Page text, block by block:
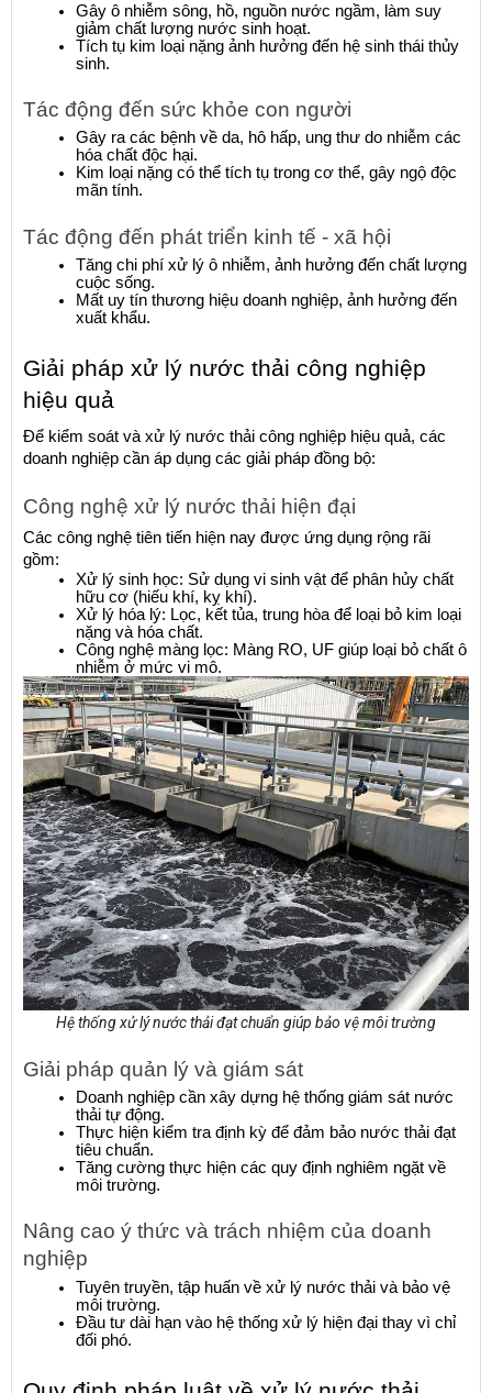
Gây ô nhiễm sông, hồ, nguồn nước ngầm, làm suy
giảm chất lượng nước sinh hoạt.
Tích tụ kim loại nặng ảnh hưởng đến hệ sinh thái thủy
sinh.
Tác động đến sức khỏe con người
Gây ra các bệnh về da, hô hấp, ung thư do nhiễm các
hóa chất độc hại.
Kim loại nặng có thể tích tụ trong cơ thể, gây ngộ độc
mãn tính.
Tác động đến phát triển kinh tế - xã hội
Tăng chi phí xử lý ô nhiễm, ảnh hưởng đến chất lượng
cuộc sống.
Mất uy tín thương hiệu doanh nghiệp, ảnh hưởng đến
xuất khẩu.
Giải pháp xử lý nước thải công nghiệp
hiệu quả
Để kiểm soát và xử lý nước thải công nghiệp hiệu quả, các
doanh nghiệp cần áp dụng các giải pháp đồng bộ:
Công nghệ xử lý nước thải hiện đại
Các công nghệ tiên tiến hiện nay được ứng dụng rộng rãi
gồm:
Xử lý sinh học: Sử dụng vi sinh vật để phân hủy chất
hữu cơ (hiếu khí, kỵ khí).
Xử lý hóa lý: Lọc, kết tủa, trung hòa để loại bỏ kim loại
nặng và hóa chất.
Công nghệ màng lọc: Màng RO, UF giúp loại bỏ chất ô
nhiễm ở mức vi mô.
Hệ thống xử lý nước thải đạt chuẩn giúp bảo vệ môi trường
Giải pháp quản lý và giám sát
Doanh nghiệp cần xây dựng hệ thống giám sát nước
thải tự động.
Thực hiện kiểm tra định kỳ để đảm bảo nước thải đạt
tiêu chuẩn.
Tăng cường thực hiện các quy định nghiêm ngặt về
môi trường.
Nâng cao ý thức và trách nhiệm của doanh
nghiệp
Tuyên truyền, tập huấn về xử lý nước thải và bảo vệ
môi trường.
Đầu tư dài hạn vào hệ thống xử lý hiện đại thay vì chỉ
đối phó.